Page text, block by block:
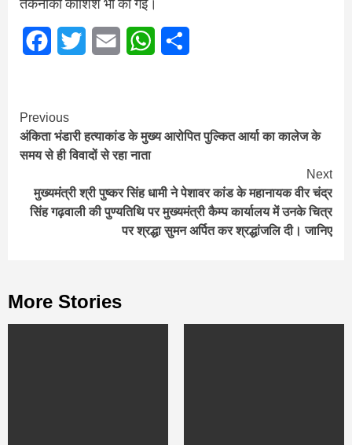
FacebookTwitter Email WhatsApp
Continue
Reading
Previous
अंकिता भंडारी हत्याकांड के मुख्य आरोपित पुल्कित आर्या का कालेज के
समय से ही विवादों से रहा नाता
Next
मुख्यमंत्री श्री पुष्कर सिंह धामी ने पेशावर कांड के महानायक वीर चंद्र
सिंह गढ़वाली की पुण्यतिथि पर मुख्यमंत्री कैम्प कार्यालय में उनके चित्र
पर श्रद्धा सुमन अर्पित कर श्रद्धांजलि दी। जानिए
More Stories